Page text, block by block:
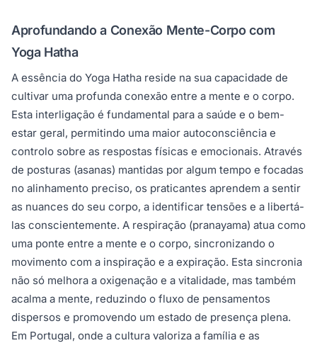
Aprofundando a Conexão Mente-Corpo com
Yoga Hatha
A essência do Yoga Hatha reside na sua capacidade de
cultivar uma profunda conexão entre a mente e o corpo.
Esta interligação é fundamental para a saúde e o bem-
estar geral, permitindo uma maior autoconsciência e
controlo sobre as respostas físicas e emocionais. Através
de posturas (asanas) mantidas por algum tempo e focadas
no alinhamento preciso, os praticantes aprendem a sentir
as nuances do seu corpo, a identificar tensões e a libertá-
las conscientemente. A respiração (pranayama) atua como
uma ponte entre a mente e o corpo, sincronizando o
movimento com a inspiração e a expiração. Esta sincronia
não só melhora a oxigenação e a vitalidade, mas também
acalma a mente, reduzindo o fluxo de pensamentos
dispersos e promovendo um estado de presença plena.
Em Portugal, onde a cultura valoriza a família e as